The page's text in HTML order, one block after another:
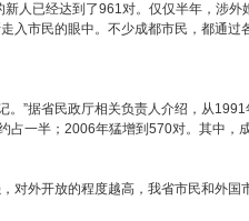
已经达到了961对。仅仅半年，涉外
入市民的眼中。不少成都市民，都通
”据省民政厅相关负责人介绍，从
占一半；2006年猛增到570对。其中
外开放的程度越高，我省市民和外国